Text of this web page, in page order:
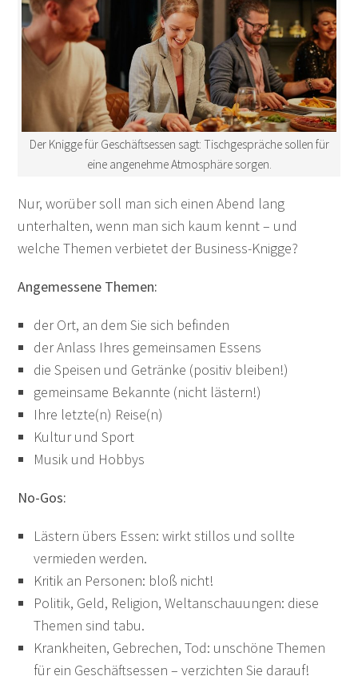
Der Knigge für Geschäftsessen sagt: Tischgespräche sollen für
eine angenehme Atmosphäre sorgen.
Nur, worüber soll man sich einen Abend lang
unterhalten, wenn man sich kaum kennt – und
welche Themen verbietet der Business-Knigge?
Angemessene Themen:
der Ort, an dem Sie sich befinden
der Anlass Ihres gemeinsamen Essens
die Speisen und Getränke (positiv bleiben!)
gemeinsame Bekannte (nicht lästern!)
Ihre letzte(n) Reise(n)
Kultur und Sport
Musik und Hobbys
No-Gos:
Lästern übers Essen: wirkt stillos und sollte
vermieden werden.
Kritik an Personen: bloß nicht!
Politik, Geld, Religion, Weltanschauungen: diese
Themen sind tabu.
Krankheiten, Gebrechen, Tod: unschöne Themen
für ein Geschäftsessen – verzichten Sie darauf!